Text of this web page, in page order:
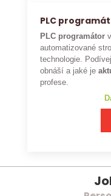
PLC
PLC programátor
automatizované
technologie.
obnáší a jaké je
profese.